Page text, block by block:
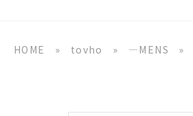
HOME » tovho » ―MENS »